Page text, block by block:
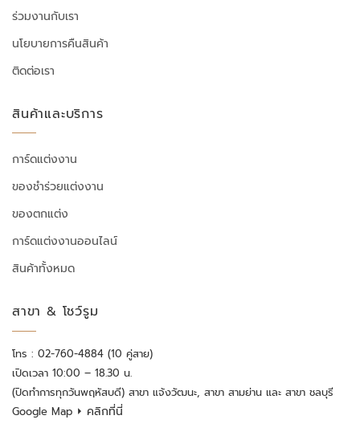
ร่วมงานกับเรา
นโยบายการคืนสินค้า
ติดต่อเรา
สินค้าและบริการ
การ์ดแต่งงาน
ของชำร่วยแต่งงาน
ของตกแต่ง
การ์ดแต่งงานออนไลน์
สินค้าทั้งหมด
สาขา & โชว์รูม
โทร : 02-760-4884 (10 คู่สาย)
เปิดเวลา 10:00 – 18.30 น.
(ปิดทำการทุกวันพฤหัสบดี) สาขา แจ้งวัฒนะ, สาขา สามย่าน และ สาขา ชลบุรี
Google Map ⏵ คลิกที่นี่